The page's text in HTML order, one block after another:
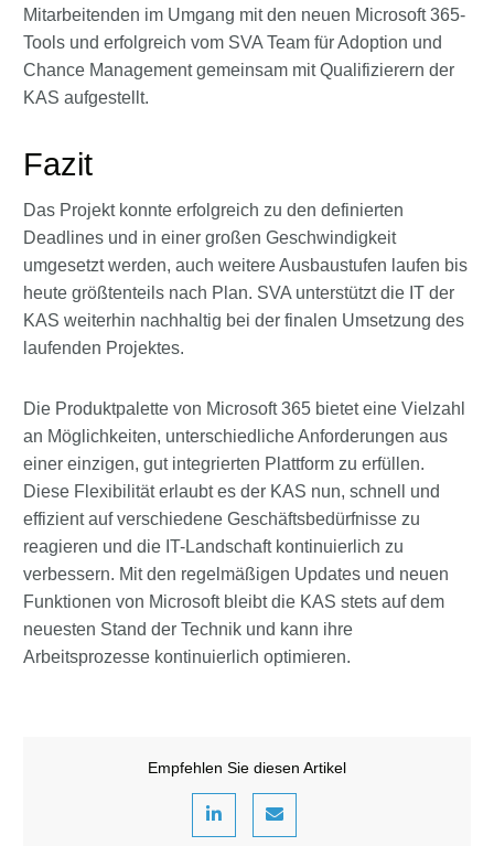
Mitarbeitenden im Umgang mit den neuen Microsoft 365-
Tools und erfolgreich vom SVA Team für Adoption und
Chance Management gemeinsam mit Qualifizierern der
KAS aufgestellt.
Fazit
Das Projekt konnte erfolgreich zu den definierten
Deadlines und in einer großen Geschwindigkeit
umgesetzt werden, auch weitere Ausbaustufen laufen bis
heute größtenteils nach Plan. SVA unterstützt die IT der
KAS weiterhin nachhaltig bei der finalen Umsetzung des
laufenden Projektes.
Die Produktpalette von Microsoft 365 bietet eine Vielzahl
an Möglichkeiten, unterschiedliche Anforderungen aus
einer einzigen, gut integrierten Plattform zu erfüllen.
Diese Flexibilität erlaubt es der KAS nun, schnell und
effizient auf verschiedene Geschäftsbedürfnisse zu
reagieren und die IT-Landschaft kontinuierlich zu
verbessern. Mit den regelmäßigen Updates und neuen
Funktionen von Microsoft bleibt die KAS stets auf dem
neuesten Stand der Technik und kann ihre
Arbeitsprozesse kontinuierlich optimieren.
Empfehlen Sie diesen Artikel